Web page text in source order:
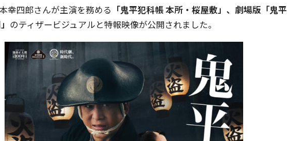
幸四郎さんが主演を務める 「鬼平犯科帳 本所・桜屋敷」、劇場版「鬼平
のティザービジュアルと特報映像が公開されました。